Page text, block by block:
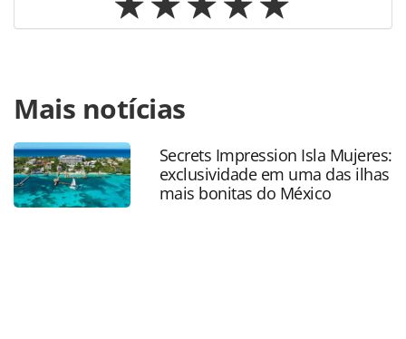
https://www.panrotas.com.br/mercado/destinos/2023/04/
quentes-go-celebra-marcas-e-anuncia-
roadshows_195958.html ou as ferramentas oferecidas na
página. Todo o conteúdo produzido pela PANROTAS
Editora é protegido pela legislação brasileira sobre direito
autoral. Não reproduza o conteúdo sem autorização da
Mais notícias
Secrets Impression Isla Mujeres:
exclusividade em uma das ilhas
mais bonitas do México